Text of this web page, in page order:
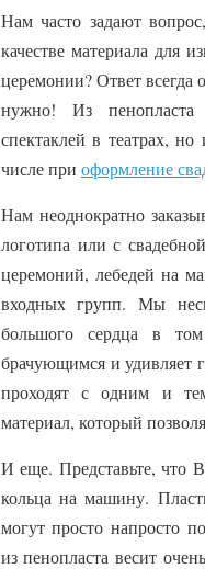
Нам часто задают
качестве материала для
церемонии? Ответ
нужно! Из
спектаклей в театрах,
числе при оформление
Нам неоднократно
логотипа или с
церемоний, лебедей на
входных групп. Мы
большого сердца в
брачующимся и удивляет
проходят с одним и
материал, который
И еще. Представьте, что
кольца на машину.
могут просто напросто
из пенопласта весит